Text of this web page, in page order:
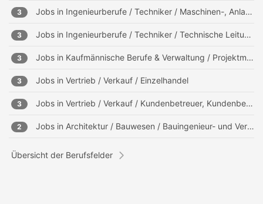
3 Jobs in Ingenieurberufe / Techniker / Maschinen-, Anlagenbau
3 Jobs in Ingenieurberufe / Techniker / Technische Leitung, Projektleitung
3 Jobs in Kaufmännische Berufe & Verwaltung / Projektmanagement, Projektleitung
3 Jobs in Vertrieb / Verkauf / Einzelhandel
3 Jobs in Vertrieb / Verkauf / Kundenbetreuer, Kundenberater
2 Jobs in Architektur / Bauwesen / Bauingenieur- und Vermessungswesen
Übersicht der Berufsfelder